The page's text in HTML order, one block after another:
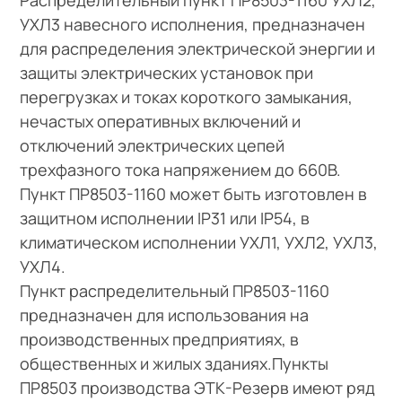
УХЛ3 навесного исполнения, предназначен
для распределения электрической энергии и
защиты электрических установок при
перегрузках и токах короткого замыкания,
нечастых оперативных включений и
отключений электрических цепей
трехфазного тока напряжением до 660В.
Пункт ПР8503-1160 может быть изготовлен в
защитном исполнении IP31 или IP54, в
климатическом исполнении УХЛ1, УХЛ2, УХЛ3,
УХЛ4.
Пункт распределительный ПР8503-1160
предназначен для использования на
производственных предприятиях, в
общественных и жилых зданиях.Пункты
ПР8503 производства ЭТК-Резерв имеют ряд